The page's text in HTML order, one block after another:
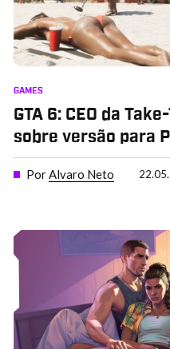
GAMES
GTA 6: CEO da
sobre versão para
PorAlvaro Neto